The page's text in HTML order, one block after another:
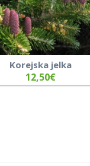
Korejska jelka
12,50€